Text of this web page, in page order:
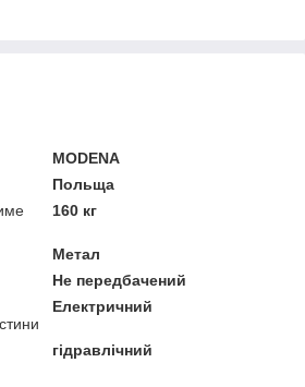
MODENA
Польща
160 кг
Метал
Не передбачений
Електричний
гідравлічний